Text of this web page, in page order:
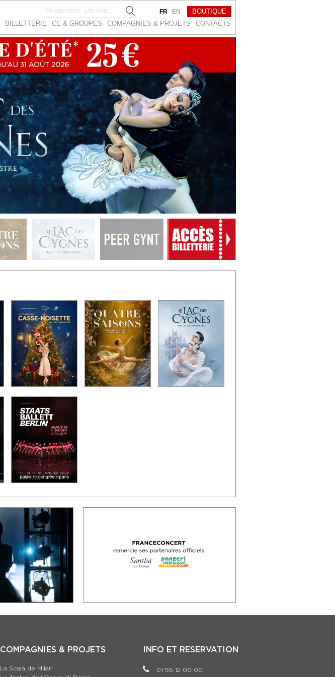
BILLETTERIE CE & GROUPES COMPAGNIES & PROJETS CONTACTS
FR EN BOUTIQUE
COMPAGNIES & PROJETS
La Scala de Milan
INFO ET RESERVATION
01 55 12 00 00